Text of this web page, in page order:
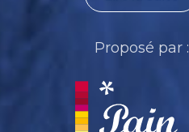
Proposé par :